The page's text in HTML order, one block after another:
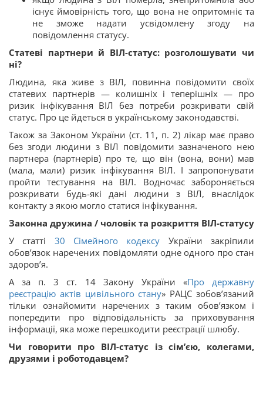
існує ймовірність того, що вона не опритомніє та
не зможе надати усвідомлену згоду на
повідомлення статусу.
Статеві партнери й ВІЛ-статус: розголошувати чи
ні?
Людина, яка живе з ВІЛ, повинна повідомити своїх
статевих партнерів — колишніх і теперішніх — про
ризик інфікування ВІЛ без потреби розкривати свій
статус. Про це йдеться в українському законодавстві.
Також за Законом України (ст. 11, п. 2) лікар має право
без згоди людини з ВІЛ повідомити зазначеного нею
партнера (партнерів) про те, що він (вона, вони) мав
(мала, мали) ризик інфікування ВІЛ. І запропонувати
пройти тестування на ВІЛ. Водночас забороняється
розкривати будь-які дані людини з ВІЛ, внаслідок
контакту з якою могло статися інфікування.
Законна дружина / чоловік та розкриття ВІЛ-статусу
У статті 30 Сімейного кодексу України закріпили
обов’язок наречених повідомляти одне одного про стан
здоров’я.
А за п. 3 ст. 14 Закону України «Про державну
реєстрацію актів цивільного стану» РАЦС зобов’язаний
тільки ознайомити наречених з таким обов’язком і
попередити про відповідальність за приховування
інформації, яка може перешкодити реєстрації шлюбу.
Чи говорити про ВІЛ-статус із сім’єю, колегами,
друзями і роботодавцем?